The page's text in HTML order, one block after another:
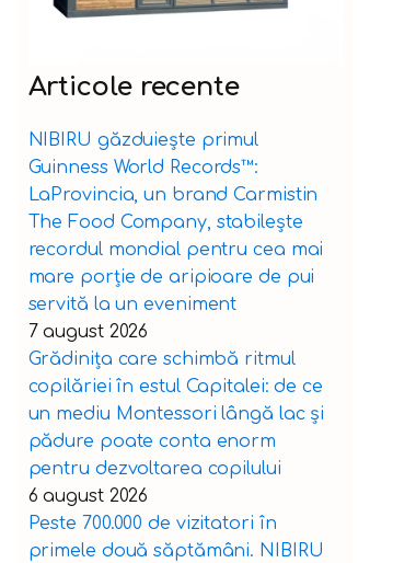
Articole recente
NIBIRU găzduiește primul
Guinness World Records™️:
LaProvincia, un brand Carmistin
The Food Company, stabilește
recordul mondial pentru cea mai
mare porție de aripioare de pui
servită la un eveniment
7 august 2026
Grădinița care schimbă ritmul
copilăriei în estul Capitalei: de ce
un mediu Montessori lângă lac și
pădure poate conta enorm
pentru dezvoltarea copilului
6 august 2026
Peste 700.000 de vizitatori în
primele două săptămâni. NIBIRU